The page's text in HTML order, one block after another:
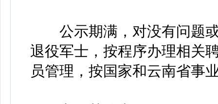
公示期满，对没有问题或
退役军士，按程序办理相关
员管理，按国家和云南省事